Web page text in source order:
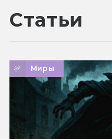
Статьи
Миры